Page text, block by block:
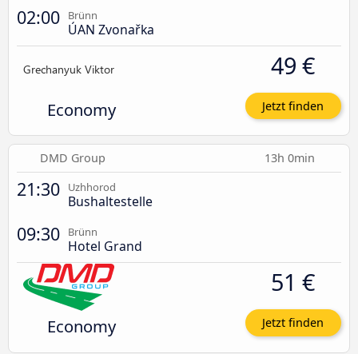
02:00 Brünn
ÚAN Zvonařka
Economy
49 €
Jetzt finden
DMD Group 13h 0min
21:30 Uzhhorod
Bushaltestelle
09:30 Brünn
Hotel Grand
Economy
51 €
Jetzt finden